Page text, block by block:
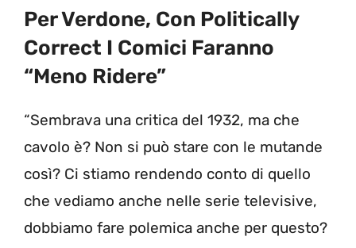
Per Verdone, Con Politically
Correct I Comici Faranno
“meno Ridere”
“Sembrava una critica del 1932, ma che
cavolo è? Non si può stare con le mutande
così? Ci stiamo rendendo conto di quello
che vediamo anche nelle serie televisive,
dobbiamo fare polemica anche per questo?